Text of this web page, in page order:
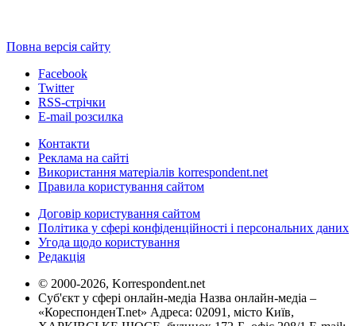
Повна версія сайту
Facebook
Twitter
RSS-стрічки
E-mail розсилка
Контакти
Реклама на сайті
Використання матеріалів korrespondent.net
Правила користування сайтом
Договір користування сайтом
Політика у сфері конфіденційності і персональних даних
Угода щодо користування
Редакція
© 2000-2026, Korrespondent.net
Суб'єкт у сфері онлайн-медіа Назва онлайн-медіа –
«КореспонденТ.net» Адреса: 02091, місто Київ,